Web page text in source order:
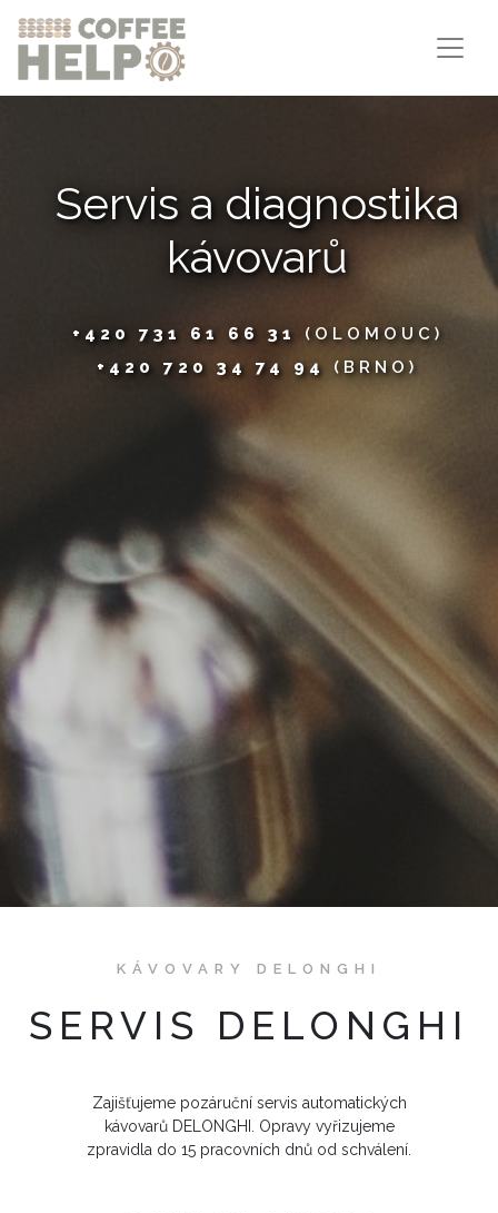
Servis a diagnostika
kávovarů
+420 731 61 66 31
(OLOMOUC)
+420 720 34 74 94
(BRNO)
KÁVOVARY DELONGHI
SERVIS DELONGHI
Zajišťujeme pozáruční servis automatických
kávovarů DELONGHI. Opravy vyřizujeme
zpravidla do 15 pracovních dnů od schválení.